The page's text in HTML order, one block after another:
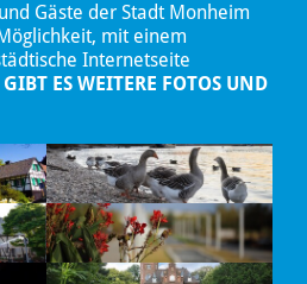
Gäste der Stadt Monheim
mit einem
Internetseite
GIBT ES WEITERE FOTOS UND